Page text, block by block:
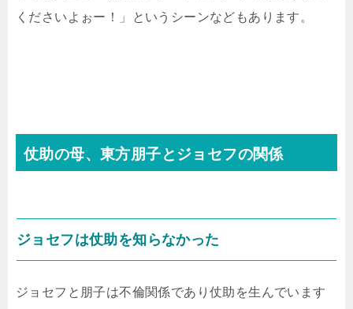
くださいよぉー！」というシーンなどもあります。
仗助の母、東方朋子とジョセフの関係
ジョセフは仗助を知らなかった
ジョセフと朋子は不倫関係であり仗助を生んでいます